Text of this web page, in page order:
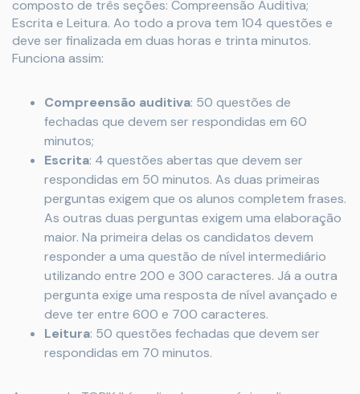
composto de três seções: Compreensão Auditiva;
Escrita e Leitura. Ao todo a prova tem 104 questões e
deve ser finalizada em duas horas e trinta minutos.
Funciona assim:
Compreensão auditiva: 50 questões de
fechadas que devem ser respondidas em 60
minutos;
Escrita: 4 questões abertas que devem ser
respondidas em 50 minutos. As duas primeiras
perguntas exigem que os alunos completem frases.
As outras duas perguntas exigem uma elaboração
maior. Na primeira delas os candidatos devem
responder a uma questão de nível intermediário
utilizando entre 200 e 300 caracteres. Já a outra
pergunta exige uma resposta de nível avançado e
deve ter entre 600 e 700 caracteres.
Leitura: 50 questões fechadas que devem ser
respondidas em 70 minutos.